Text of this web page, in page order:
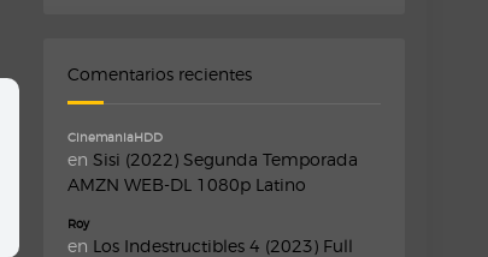
Comentarios recientes
CinemaniaHDD
en Sisi (2022) Segunda Temporada
AMZN WEB-DL 1080p Latino
Roy
en Los Indestructibles 4 (2023) Full